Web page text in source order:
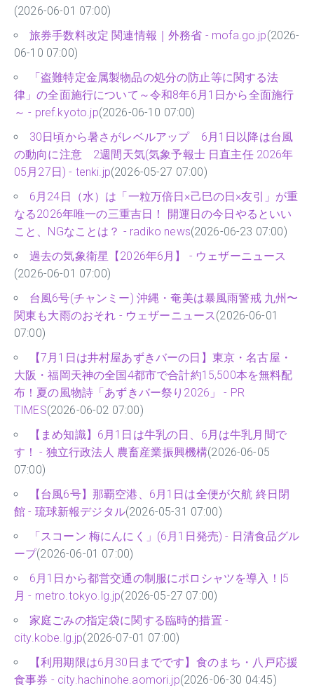
(2026-06-01 07:00)
旅券手数料改定 関連情報｜外務省 - mofa.go.jp(2026-
06-10 07:00)
「盗難特定金属製物品の処分の防止等に関する法
律」の全面施行について～令和8年6月1日から全面施行
～ - pref.kyoto.jp(2026-06-10 07:00)
30日頃から暑さがレベルアップ 6月1日以降は台風
の動向に注意 2週間天気(気象予報士 日直主任 2026年
05月27日) - tenki.jp(2026-05-27 07:00)
6月24日（水）は「一粒万倍日×己巳の日×友引」が重
なる2026年唯一の三重吉日！ 開運日の今日やるといい
こと、NGなことは？ - radiko news(2026-06-23 07:00)
過去の気象衛星【2026年6月】 - ウェザーニュース
(2026-06-01 07:00)
台風6号(チャンミー) 沖縄・奄美は暴風雨警戒 九州〜
関東も大雨のおそれ - ウェザーニュース(2026-06-01
07:00)
【7月1日は井村屋あずきバーの日】東京・名古屋・
大阪・福岡天神の全国4都市で合計約15,500本を無料配
布！夏の風物詩「あずきバー祭り2026」 - PR
TIMES(2026-06-02 07:00)
【まめ知識】6月1日は牛乳の日、6月は牛乳月間で
す！ - 独立行政法人 農畜産業振興機構(2026-06-05
07:00)
【台風6号】那覇空港、6月1日は全便が欠航 終日閉
館 - 琉球新報デジタル(2026-05-31 07:00)
「スコーン 梅にんにく」(6月1日発売) - 日清食品グル
ープ(2026-06-01 07:00)
6月1日から都営交通の制服にポロシャツを導入！|5
月 - metro.tokyo.lg.jp(2026-05-27 07:00)
家庭ごみの指定袋に関する臨時的措置 -
city.kobe.lg.jp(2026-07-01 07:00)
【利用期限は6月30日までです】食のまち・八戸応援
食事券 - city.hachinohe.aomori.jp(2026-06-30 04:45)